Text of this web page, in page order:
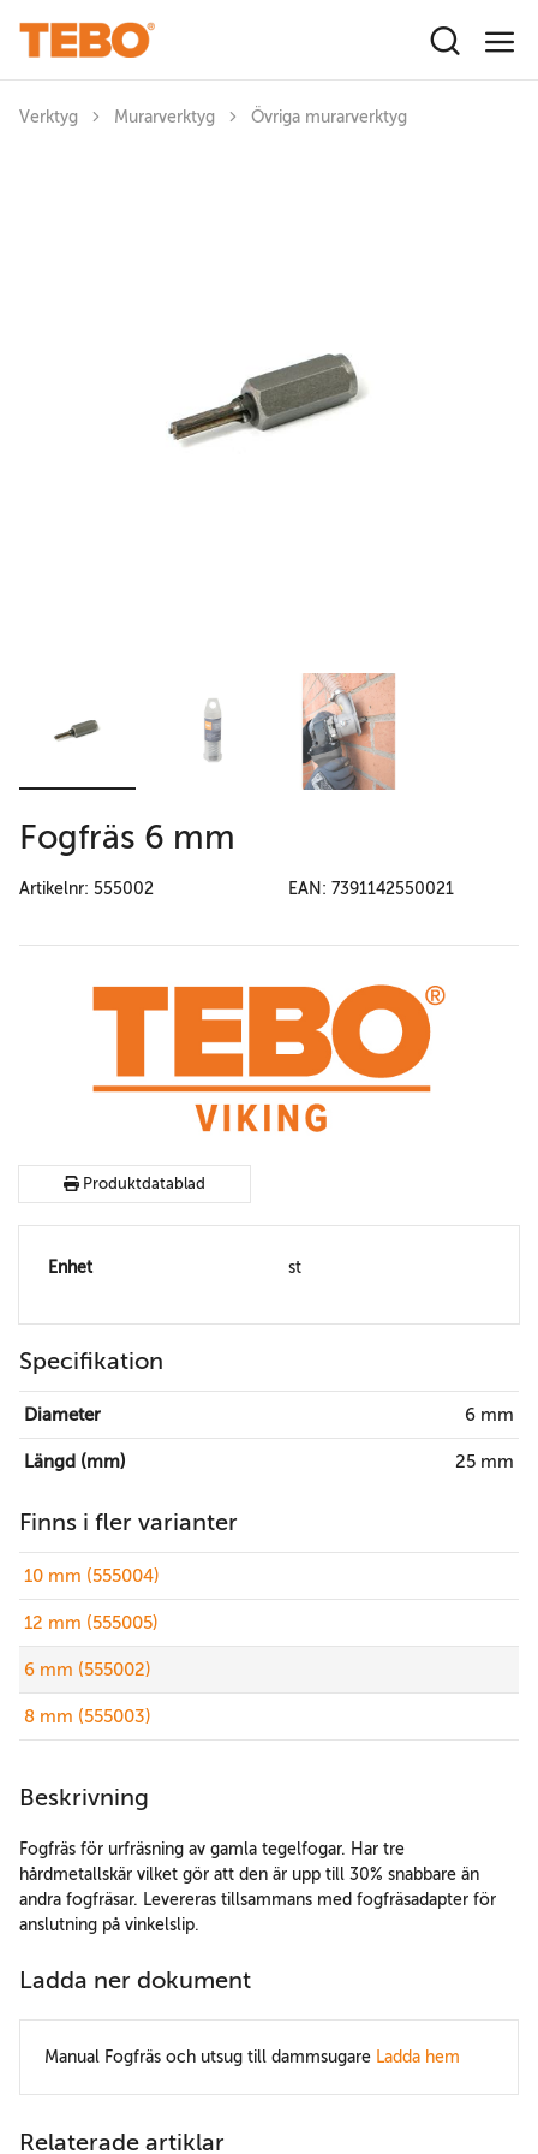
Verktyg Murarverktyg Övriga murarverktyg
Fogfräs 6 mm
Artikelnr: 555002 EAN: 7391142550021
Produktdatablad
Enhet st
Specifikation
Diameter 6 mm
Längd (mm) 25 mm
Finns i fler varianter
10 mm (555004)
12 mm (555005)
6 mm (555002)
8 mm (555003)
Beskrivning
Fogfräs för urfräsning av gamla tegelfogar. Har tre
hårdmetallskär vilket gör att den är upp till 30% snabbare än
andra fogfräsar. Levereras tillsammans med fogfräsadapter för
anslutning på vinkelslip.
Ladda ner dokument
Manual Fogfräs och utsug till dammsugare Ladda hem
Relaterade artiklar